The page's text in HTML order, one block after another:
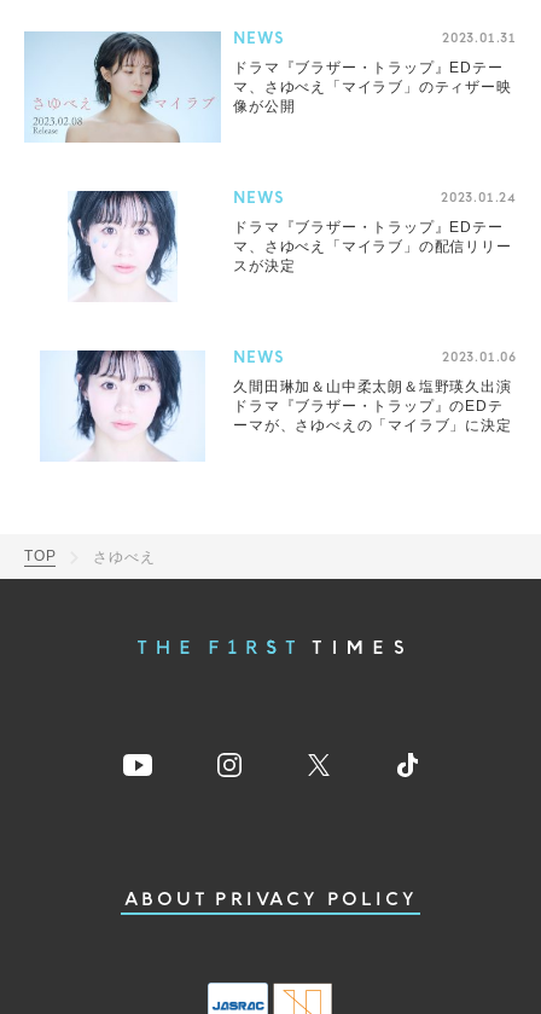
NEWS 2023.01.31
ドラマ『ブラザー・トラップ』EDテー
マ、さゆべえ「マイラブ」のティザー映
像が公開
NEWS 2023.01.24
ドラマ『ブラザー・トラップ』EDテー
マ、さゆべえ「マイラブ」の配信リリー
スが決定
NEWS 2023.01.06
久間田琳加＆山中柔太朗＆塩野瑛久出演
ドラマ『ブラザー・トラップ』のEDテ
ーマが、さゆべえの「マイラブ」に決定
TOP さゆべえ
ABOUT PRIVACY POLICY